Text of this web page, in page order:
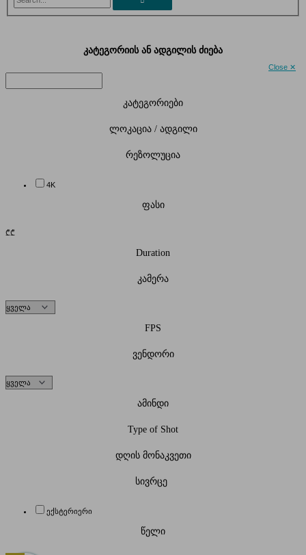
Close ✕
კატეგორიის ან ადგილის ძიება
კატეგორიები
ლოკაცია / ადგილი
რეზოლუცია
4K
ფასი
₾₾
Duration
კამერა
FPS
ვენდორი
ამინდი
Type of Shot
დღის მონაკვეთი
სივრცე
ექსტერიერი
წელი